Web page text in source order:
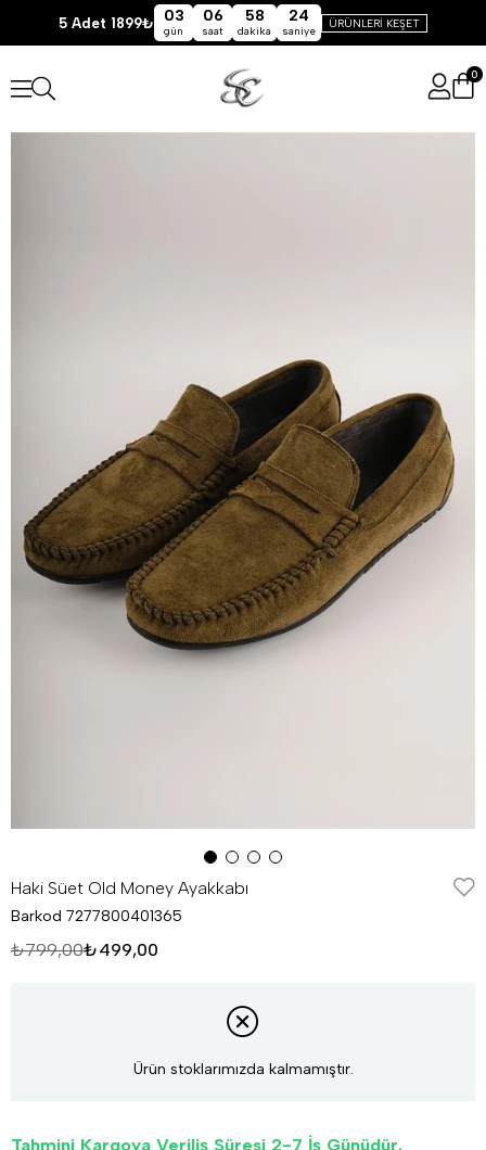
5 Adet 1899₺ 03
gün
06
saat
58
dakika
24
saniye
ÜRÜNLERİ KEŞET
0
Haki Süet Old Money Ayakkabı
Barkod 7277800401365
₺799,00₺499,00
Ürün stoklarımızda kalmamıştır.
Tahmini Kargoya Veriliş Süresi 2-7 İş Günüdür.